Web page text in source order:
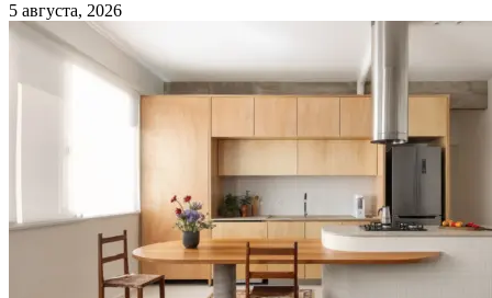
5 августа, 2026